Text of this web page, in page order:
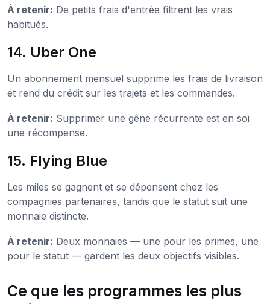
À retenir: De petits frais d'entrée filtrent les vrais
habitués.
14. Uber One
Un abonnement mensuel supprime les frais de livraison
et rend du crédit sur les trajets et les commandes.
À retenir: Supprimer une gêne récurrente est en soi
une récompense.
15. Flying Blue
Les miles se gagnent et se dépensent chez les
compagnies partenaires, tandis que le statut suit une
monnaie distincte.
À retenir: Deux monnaies — une pour les primes, une
pour le statut — gardent les deux objectifs visibles.
Ce que les programmes les plus